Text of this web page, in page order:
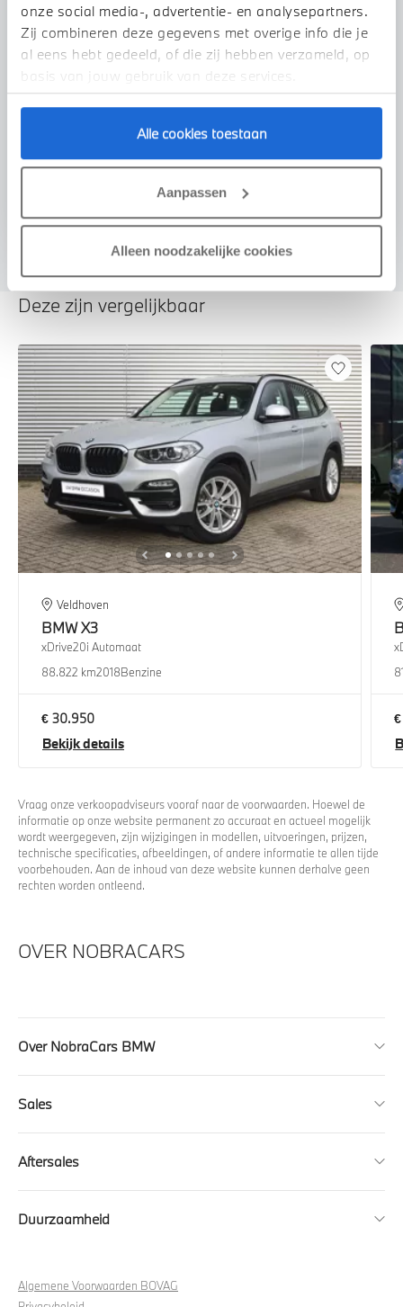
onze social media-, advertentie- en analysepartners.
Zij combineren deze gegevens met overige info die je
al eens hebt gedeeld, of die zij hebben verzameld, op
basis van jouw gebruik van deze services.
Alle cookies toestaan
Aanpassen
Alleen noodzakelijke cookies
U vertelt meer over uw auto
Deze zijn vergelijkbaar
Veldhoven
BMWX3
xDrive20i Automaat
88.822 km2018Benzine
€ 30.950
Bekijk details
Vraag onze verkoopadviseurs vooraf naar de voorwaarden. Hoewel de
informatie op onze website permanent zo accuraat en actueel mogelijk
wordt weergegeven, zijn wijzigingen in modellen, uitvoeringen, prijzen,
technische specificaties, afbeeldingen, of andere informatie te allen tijde
voorbehouden. Aan de inhoud van deze website kunnen derhalve geen
rechten worden ontleend.
OVER NOBRACARS
Over NobraCars BMW
Sales
Aftersales
Duurzaamheid
Algemene Voorwaarden BOVAG